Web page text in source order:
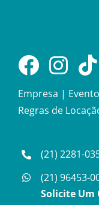
Empresa |
Regras de
(21) 2281-
(21) 96453-
Solicite Um